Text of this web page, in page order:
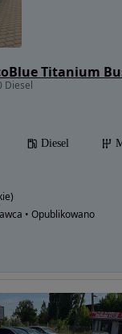
Titanium
Diesel
Diesel
• Opublikowano